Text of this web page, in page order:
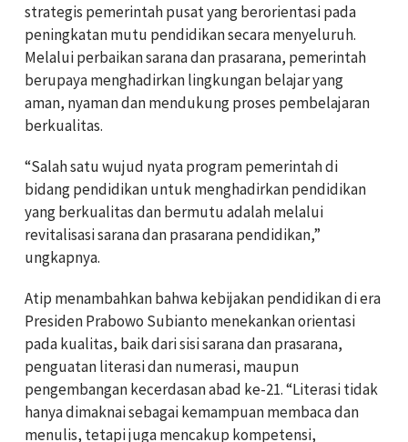
strategis pemerintah pusat yang berorientasi pada
peningkatan mutu pendidikan secara menyeluruh.
Melalui perbaikan sarana dan prasarana, pemerintah
berupaya menghadirkan lingkungan belajar yang
aman, nyaman dan mendukung proses pembelajaran
berkualitas.
“Salah satu wujud nyata program pemerintah di
bidang pendidikan untuk menghadirkan pendidikan
yang berkualitas dan bermutu adalah melalui
revitalisasi sarana dan prasarana pendidikan,”
ungkapnya.
Atip menambahkan bahwa kebijakan pendidikan di era
Presiden Prabowo Subianto menekankan orientasi
pada kualitas, baik dari sisi sarana dan prasarana,
penguatan literasi dan numerasi, maupun
pengembangan kecerdasan abad ke-21. “Literasi tidak
hanya dimaknai sebagai kemampuan membaca dan
menulis, tetapi juga mencakup kompetensi,